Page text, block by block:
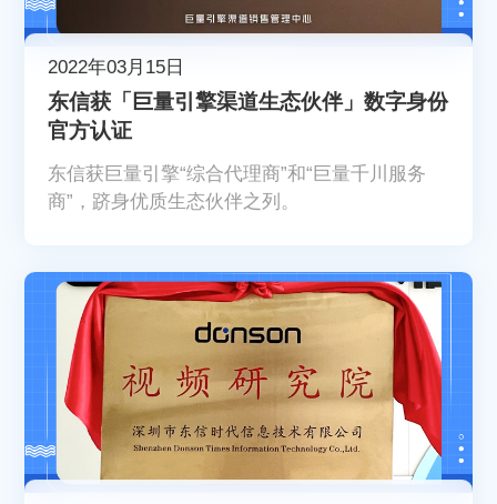
2022年03月15日
东信获「巨量引擎渠道生态伙伴」数字身份
官方认证
东信获巨量引擎“综合代理商”和“巨量千川服务
商”，跻身优质生态伙伴之列。